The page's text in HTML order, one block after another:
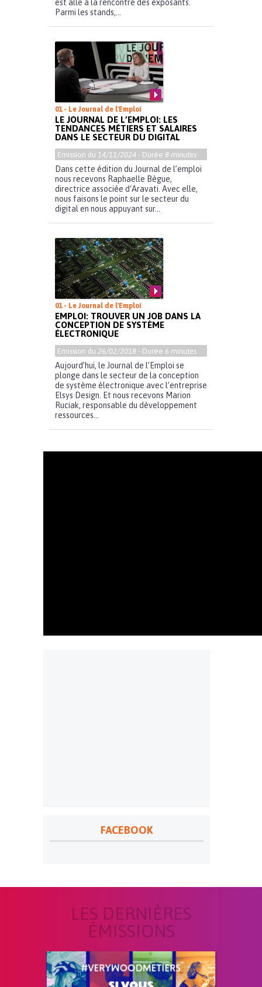
est allé à la rencontre des exposants.
Parmi les stands,...
01 - Le Journal de l'Emploi
LE JOURNAL DE L’EMPLOI: LES
TENDANCES MÉTIERS ET SALAIRES
DANS LE SECTEUR DU DIGITAL
Emission du 14/11/2024 - Durée 8 minutes
Dans cette édition du Journal de l’emploi
nous recevons Raphaelle Bègue,
directrice associée d‘Aravati. Avec elle,
nous faisons le point sur le secteur du
digital en nous appuyant sur...
01 - Le Journal de l'Emploi
EMPLOI: TROUVER UN JOB DANS LA
CONCEPTION DE SYSTÈME
ÉLECTRONIQUE
Emission du 26/02/2018 - Durée 6 minutes
Aujourd’hui, le Journal de l’Emploi se
plonge dans le secteur de la conception
de système électronique avec l’entreprise
Elsys Design. Et nous recevons Marion
Ruciak, responsable du développement
ressources...
FACEBOOK
LES DERNIÈRES
ÉMISSIONS